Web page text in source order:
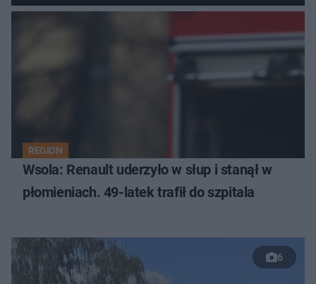
REGION
Wsola: Renault uderzyło w słup i stanął w
płomieniach. 49-latek trafił do szpitala
6